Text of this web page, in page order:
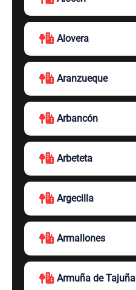
Alovera
Aranzueque
Arbancón
Arbeteta
Argecilla
Armallones
Armuña de Tajuña